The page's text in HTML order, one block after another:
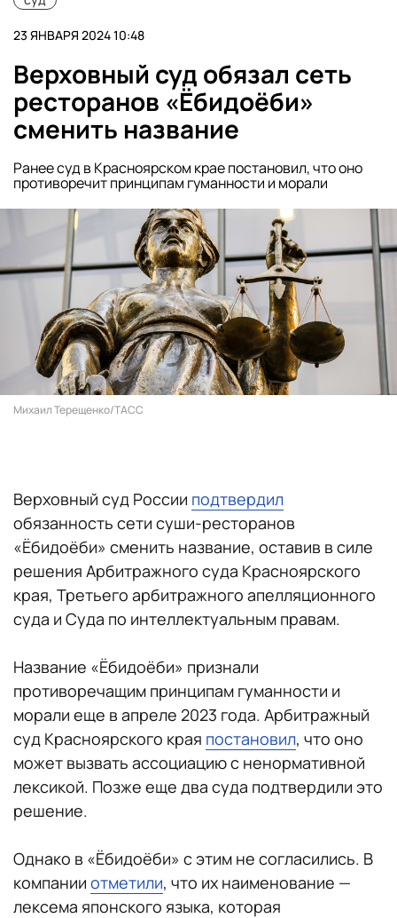
23 ЯНВАРЯ 2024 10:48
Верховный суд обязал сеть
ресторанов «Ёбидоёби»
сменить название
Ранее суд в Красноярском крае постановил, что оно
противоречит принципам гуманности и морали
Михаил Терещенко/ТАСС
Верховный суд России подтвердил
обязанность сети суши-ресторанов
«Ёбидоёби» сменить название, оставив в силе
решения Арбитражного суда Красноярского
края, Третьего арбитражного апелляционного
суда и Суда по интеллектуальным правам.
Название «Ёбидоёби» признали
противоречащим принципам гуманности и
морали еще в апреле 2023 года. Арбитражный
суд Красноярского края постановил, что оно
может вызвать ассоциацию с ненормативной
лексикой. Позже еще два суда подтвердили это
решение.
Однако в «Ёбидоёби» с этим не согласились. В
компании отметили, что их наименование —
лексема японского языка, которая